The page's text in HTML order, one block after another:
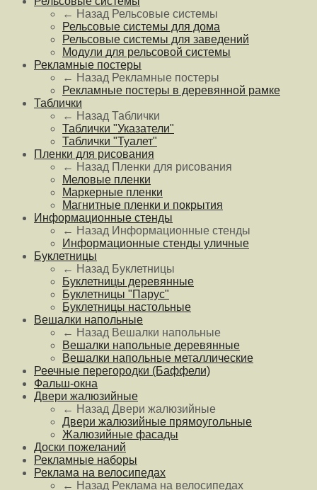
← Назад Рельсовые системы
Рельсовые системы для дома
Рельсовые системы для заведений
Модули для рельсовой системы
Рекламные постеры
← Назад Рекламные постеры
Рекламные постеры в деревянной рамке
Таблички
← Назад Таблички
Таблички "Указатели"
Таблички "Туалет"
Пленки для рисования
← Назад Пленки для рисования
Меловые пленки
Маркерные пленки
Магнитные пленки и покрытия
Информационные стенды
← Назад Информационные стенды
Информационные стенды уличные
Буклетницы
← Назад Буклетницы
Буклетницы деревянные
Буклетницы "Парус"
Буклетницы настольные
Вешалки напольные
← Назад Вешалки напольные
Вешалки напольные деревянные
Вешалки напольные металлические
Реечные перегородки (Баффели)
Фальш-окна
Двери жалюзийные
← Назад Двери жалюзийные
Двери жалюзийные прямоугольные
Жалюзийные фасады
Доски пожеланий
Рекламные наборы
Реклама на велосипедах
← Назад Реклама на велосипедах